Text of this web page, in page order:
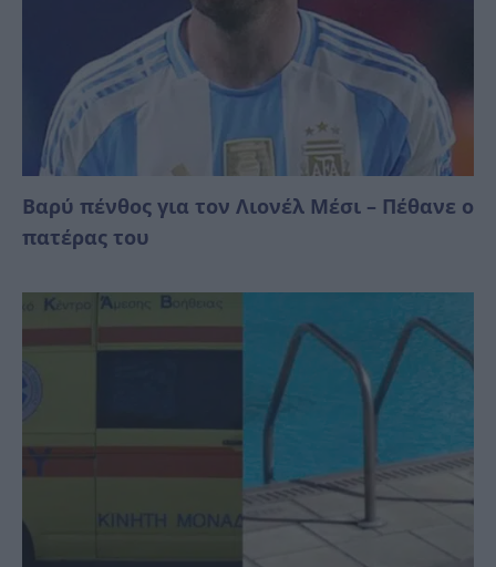
Βαρύ πένθος για τον Λιονέλ Μέσι – Πέθανε ο
πατέρας του